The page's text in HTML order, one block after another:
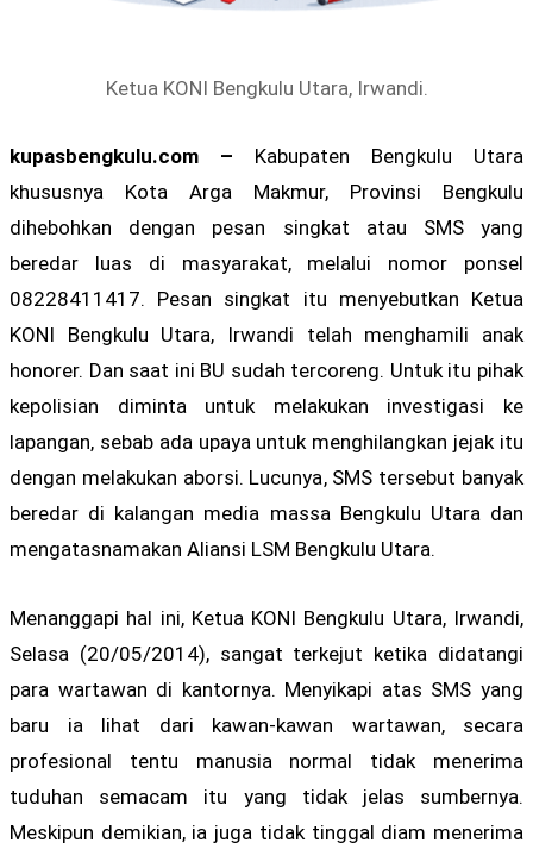
Ketua KONI Bengkulu Utara, Irwandi.
kupasbengkulu.com – Kabupaten Bengkulu Utara
khususnya Kota Arga Makmur, Provinsi Bengkulu
dihebohkan dengan pesan singkat atau SMS yang
beredar luas di masyarakat, melalui nomor ponsel
08228411417. Pesan singkat itu menyebutkan Ketua
KONI Bengkulu Utara, Irwandi telah menghamili anak
honorer. Dan saat ini BU sudah tercoreng. Untuk itu pihak
kepolisian diminta untuk melakukan investigasi ke
lapangan, sebab ada upaya untuk menghilangkan jejak itu
dengan melakukan aborsi. Lucunya, SMS tersebut banyak
beredar di kalangan media massa Bengkulu Utara dan
mengatasnamakan Aliansi LSM Bengkulu Utara.
Menanggapi hal ini, Ketua KONI Bengkulu Utara, Irwandi,
Selasa (20/05/2014), sangat terkejut ketika didatangi
para wartawan di kantornya. Menyikapi atas SMS yang
baru ia lihat dari kawan-kawan wartawan, secara
profesional tentu manusia normal tidak menerima
tuduhan semacam itu yang tidak jelas sumbernya.
Meskipun demikian, ia juga tidak tinggal diam menerima